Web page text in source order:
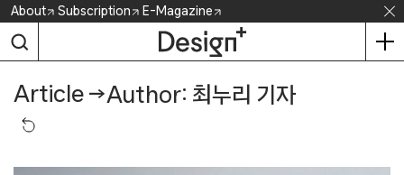
Skip
content
About Subscription E-Magazine
Article →Author: 최누리 기자